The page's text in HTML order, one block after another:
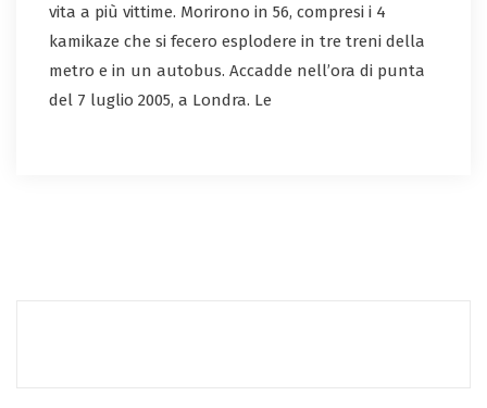
vita a più vittime. Morirono in 56, compresi i 4
kamikaze che si fecero esplodere in tre treni della
metro e in un autobus. Accadde nell’ora di punta
del 7 luglio 2005, a Londra. Le